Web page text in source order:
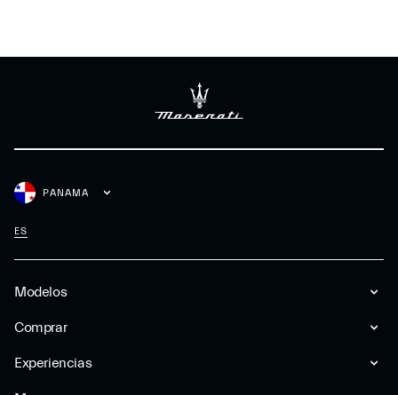
Modelos
Comprar
Experiencias
PANAMA
ES